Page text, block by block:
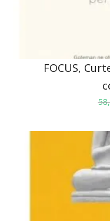
FOCUS,